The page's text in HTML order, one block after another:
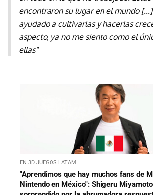
encontraron su lugar en el mundo
ayudado a cultivarlas y hacerlas
aspecto, ya no me siento como el
ellas"
EN 3D JUEGOS LATAM
"Aprendimos que hay muchos fans de
Nintendo en México": Shigeru